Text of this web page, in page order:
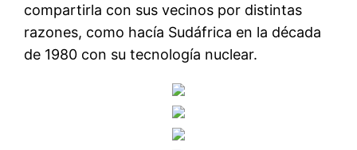
compartirla con sus vecinos por distintas
razones, como hacía Sudáfrica en la década
de 1980 con su tecnología nuclear.